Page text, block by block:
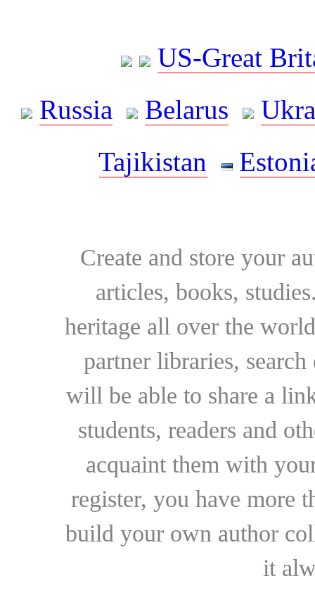
US-Great
Russia
Belarus
Tajikistan
Create and store your
articles, books,
heritage all over the
partner libraries,
will be able to share a
students, readers and
acquaint them with
register, you have more
build your own author
it